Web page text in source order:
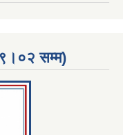
सम्म)